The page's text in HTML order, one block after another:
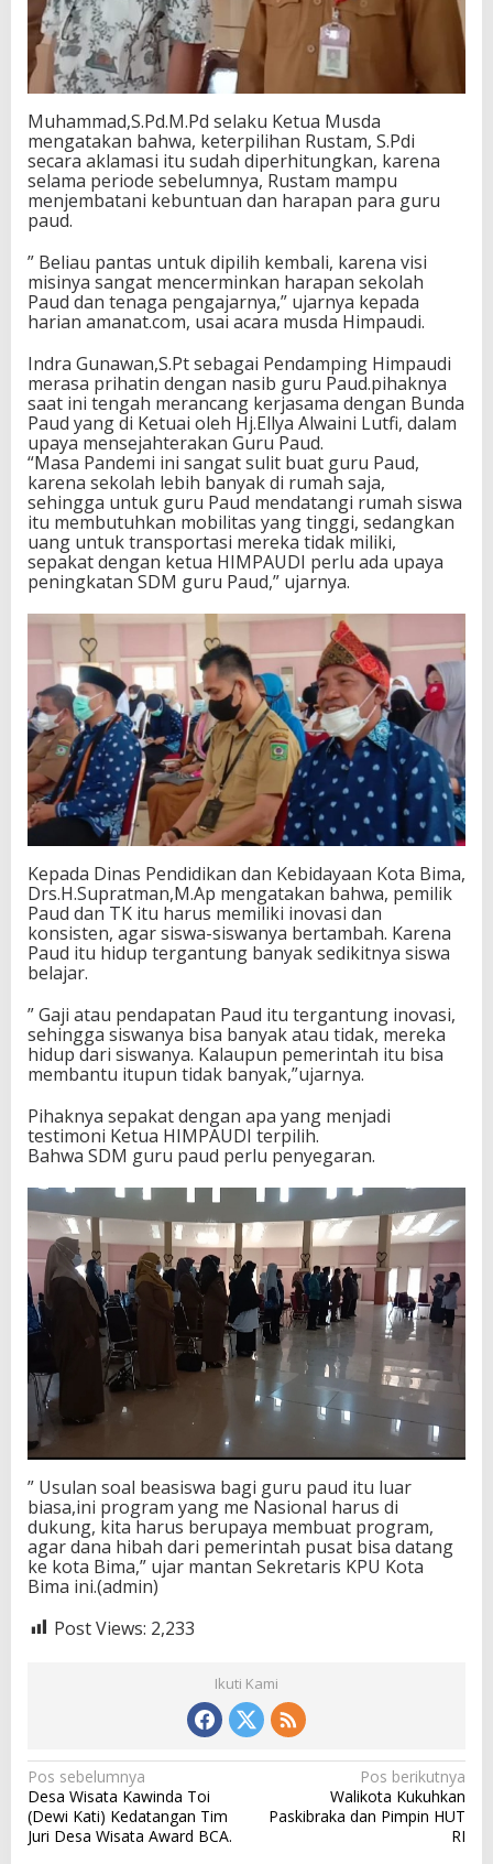
Muhammad,S.Pd.M.Pd selaku Ketua Musda
mengatakan bahwa, keterpilihan Rustam, S.Pdi
secara aklamasi itu sudah diperhitungkan, karena
selama periode sebelumnya, Rustam mampu
menjembatani kebuntuan dan harapan para guru
paud.
” Beliau pantas untuk dipilih kembali, karena visi
misinya sangat mencerminkan harapan sekolah
Paud dan tenaga pengajarnya,” ujarnya kepada
harian amanat.com, usai acara musda Himpaudi.
Indra Gunawan,S.Pt sebagai Pendamping Himpaudi
merasa prihatin dengan nasib guru Paud.pihaknya
saat ini tengah merancang kerjasama dengan Bunda
Paud yang di Ketuai oleh Hj.Ellya Alwaini Lutfi, dalam
upaya mensejahterakan Guru Paud.
“Masa Pandemi ini sangat sulit buat guru Paud,
karena sekolah lebih banyak di rumah saja,
sehingga untuk guru Paud mendatangi rumah siswa
itu membutuhkan mobilitas yang tinggi, sedangkan
uang untuk transportasi mereka tidak miliki,
sepakat dengan ketua HIMPAUDI perlu ada upaya
peningkatan SDM guru Paud,” ujarnya.
Kepada Dinas Pendidikan dan Kebidayaan Kota Bima,
Drs.H.Supratman,M.Ap mengatakan bahwa, pemilik
Paud dan TK itu harus memiliki inovasi dan
konsisten, agar siswa-siswanya bertambah. Karena
Paud itu hidup tergantung banyak sedikitnya siswa
belajar.
” Gaji atau pendapatan Paud itu tergantung inovasi,
sehingga siswanya bisa banyak atau tidak, mereka
hidup dari siswanya. Kalaupun pemerintah itu bisa
membantu itupun tidak banyak,”ujarnya.
Pihaknya sepakat dengan apa yang menjadi
testimoni Ketua HIMPAUDI terpilih.
Bahwa SDM guru paud perlu penyegaran.
” Usulan soal beasiswa bagi guru paud itu luar
biasa,ini program yang me Nasional harus di
dukung, kita harus berupaya membuat program,
agar dana hibah dari pemerintah pusat bisa datang
ke kota Bima,” ujar mantan Sekretaris KPU Kota
Bima ini.(admin)
Post Views: 2,233
Ikuti Kami
N
a
v
Pos sebelumnya
Desa Wisata Kawinda Toi
(Dewi Kati) Kedatangan Tim
Juri Desa Wisata Award BCA.
Pos berikutnya
Walikota Kukuhkan
Paskibraka dan Pimpin HUT
RI